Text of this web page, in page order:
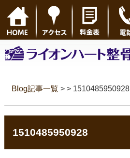
Blog記事一覧 > > 1510485950928
1510485950928